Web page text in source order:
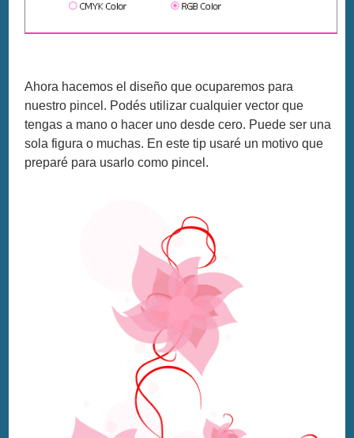
Ahora hacemos el diseño que ocuparemos para
nuestro pincel. Podés utilizar cualquier vector que
tengas a mano o hacer uno desde cero. Puede ser una
sola figura o muchas. En este tip usaré un motivo que
preparé para usarlo como pincel.